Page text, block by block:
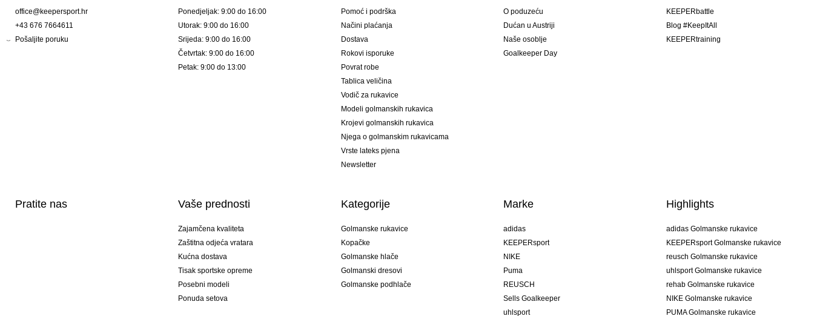
office@keepersport.hr
+43 676 7664611
Pošaljite poruku
Ponedjeljak: 9:00 do 16:00
Utorak: 9:00 do 16:00
Srijeda: 9:00 do 16:00
Četvrtak: 9:00 do 16:00
Petak: 9:00 do 13:00
Pomoć i podrška
Načini plaćanja
Dostava
Rokovi isporuke
Povrat robe
Tablica veličina
Vodič za rukavice
Modeli golmanskih rukavica
Krojevi golmanskih rukavica
Njega o golmanskim rukavicama
Vrste lateks pjena
Newsletter
O poduzeću
Dućan u Austriji
Naše osoblje
Goalkeeper Day
KEEPERbattle
Blog #KeepItAll
KEEPERtraining
Pratite nas Vaše prednosti
Zajamčena kvaliteta
Zaštitna odjeća vratara
Kućna dostava
Tisak sportske opreme
Posebni modeli
Ponuda setova
Kategorije
Golmanske rukavice
Kopačke
Golmanske hlače
Golmanski dresovi
Golmanske podhlače
Marke
adidas
KEEPERsport
NIKE
Puma
REUSCH
Sells Goalkeeper
uhlsport
Highlights
adidas Golmanske rukavice
KEEPERsport Golmanske rukavice
reusch Golmanske rukavice
uhlsport Golmanske rukavice
rehab Golmanske rukavice
NIKE Golmanske rukavice
PUMA Golmanske rukavice